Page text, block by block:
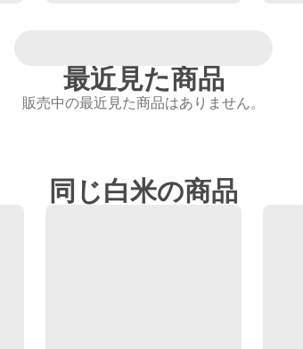
最近見た商品
販売中の最近見た商品はありません。
同じ白米の商品